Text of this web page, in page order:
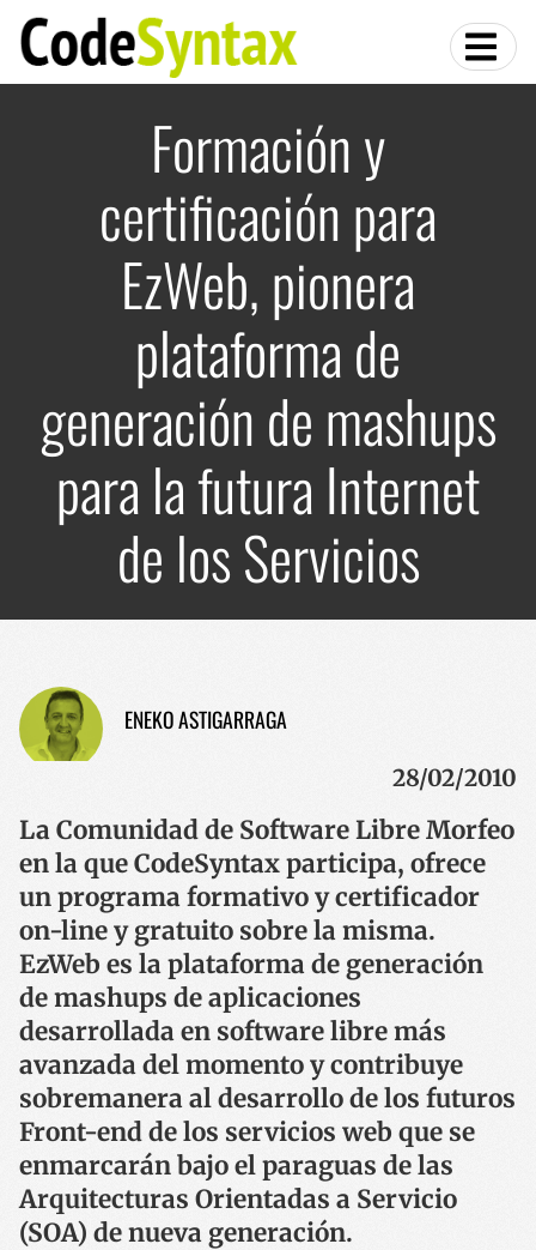
Formación y
certificación para
EzWeb, pionera
plataforma de
generación de mashups
para la futura Internet
de los Servicios
ENEKO ASTIGARRAGA
28/02/2010
La Comunidad de Software Libre Morfeo
en la que CodeSyntax participa, ofrece
un programa formativo y certificador
on-line y gratuito sobre la misma.
EzWeb es la plataforma de generación
de mashups de aplicaciones
desarrollada en software libre más
avanzada del momento y contribuye
sobremanera al desarrollo de los futuros
Front-end de los servicios web que se
enmarcarán bajo el paraguas de las
Arquitecturas Orientadas a Servicio
(SOA) de nueva generación.